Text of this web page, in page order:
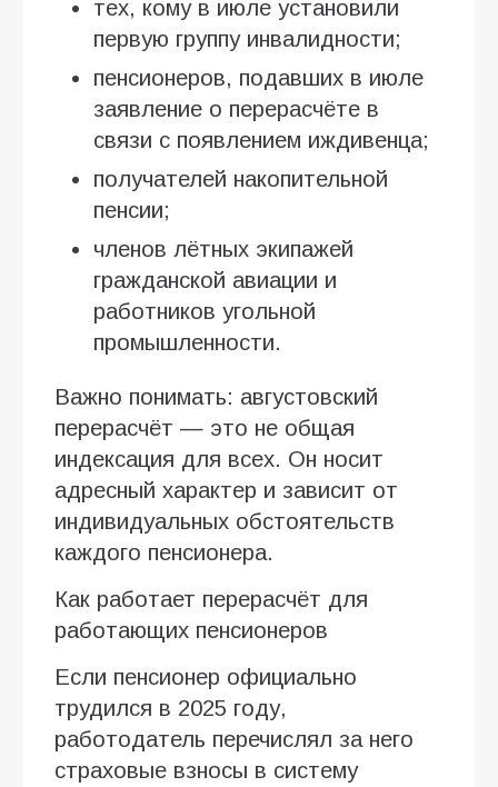
тех, кому в июле установили
первую группу инвалидности;
пенсионеров, подавших в июле
заявление о перерасчёте в
связи с появлением иждивенца;
получателей накопительной
пенсии;
членов лётных экипажей
гражданской авиации и
работников угольной
промышленности.
Важно понимать: августовский
перерасчёт — это не общая
индексация для всех. Он носит
адресный характер и зависит от
индивидуальных обстоятельств
каждого пенсионера.
Как работает перерасчёт для
работающих пенсионеров
Если пенсионер официально
трудился в 2025 году,
работодатель перечислял за него
страховые взносы в систему